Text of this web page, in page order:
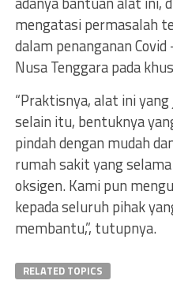
mengatasi permasalah
dalam penanganan
Nusa Tenggara pada
“Praktisnya, alat ini
selain itu, bentuknya
pindah dengan mudah
rumah sakit yang
oksigen. Kami pun
kepada seluruh pihak
membantu,”, tutupnya.
RELATED TOPICS